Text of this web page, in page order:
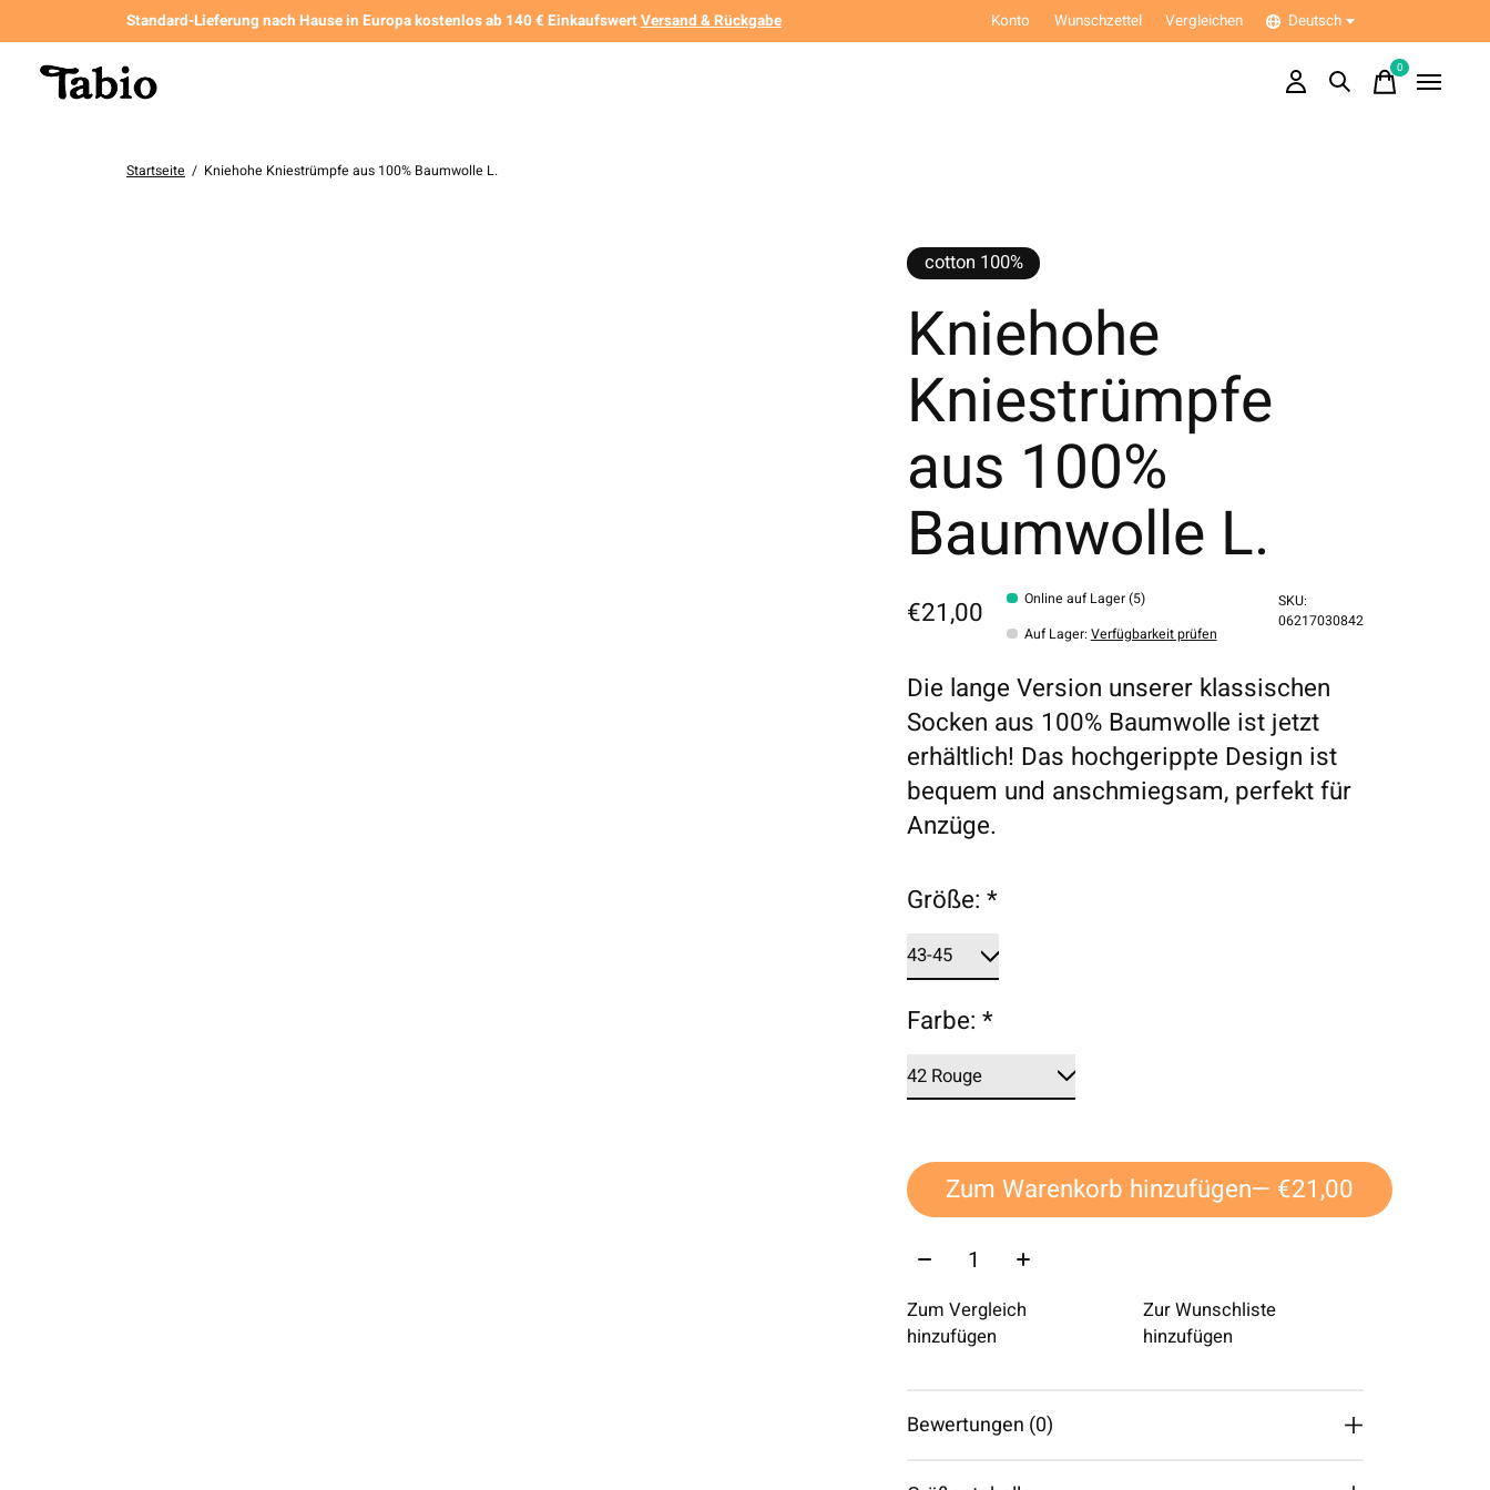
Standard-Lieferung nach Hause in Europa kostenlos ab 140 € EinkaufswertVersand & Rückgabe Konto Wunschzettel Vergleichen Deutsch
0items
Startseite / Kniehohe Kniestrümpfe aus 100% Baumwolle L.
cotton 100%
Kniehohe
Kniestrümpfe
aus 100%
Baumwolle L.
€21,00
Online auf Lager (5)
Auf Lager: Verfügbarkeit prüfen
SKU:
06217030842
Die lange Version unserer klassischen
Socken aus 100% Baumwolle ist jetzt
erhältlich! Das hochgerippte Design ist
bequem und anschmiegsam, perfekt für
Anzüge.
Größe:*
Farbe:*
Zum Warenkorb hinzufügen
— €21,00
Menge:
Zum Vergleich
hinzufügen
Zur Wunschliste
hinzufügen
Bewertungen (0)